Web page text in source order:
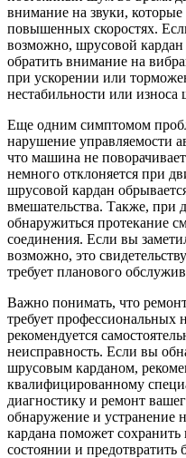
внимание на звуки,
повышенных скоростях.
возможно, шрусовой кардан
обратить внимание на
при ускорении или
нестабильности или износа
Еще одним симптомом
нарушение управляемости
что машина не
немного отклоняется при
шрусовой кардан
вмешательства. Также, при
обнаружиться протекание
соединения. Если вы
возможно, это
требует планового
Важно понимать, что
требует профессиональных
рекомендуется
неисправность. Если вы
шрусовым карданом,
квалифицированному
диагностику и ремонт
обнаружение и устранение
кардана поможет
состоянии и предотвратить